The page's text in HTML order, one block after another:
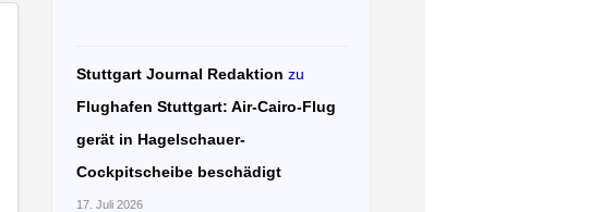
Stuttgart Journal Redaktion zu
Flughafen Stuttgart: Air-Cairo-Flug
gerät in Hagelschauer-
Cockpitscheibe beschädigt
17. Juli 2026